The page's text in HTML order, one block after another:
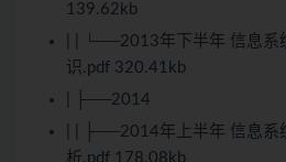
139.62kb
| | └──2013年下半年 信息系
识.pdf 320.41kb
| ├──2014
| | ├──2014年上半年 信息系
析.pdf 178.08kb